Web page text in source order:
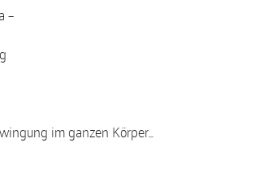
–
im ganzen Körper…